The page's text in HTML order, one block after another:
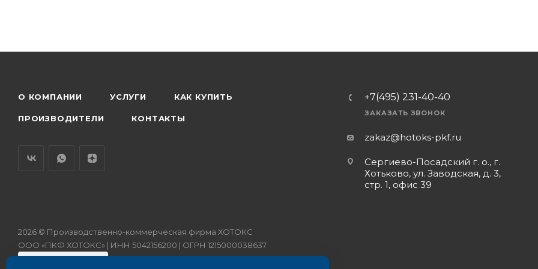
О КОМПАНИИ УСЛУГИ КАК КУПИТЬ
ПРОИЗВОДИТЕЛИ КОНТАКТЫ
+7(495) 231-40-40
ЗАКАЗАТЬ ЗВОНОК
zakaz@hotoks-pkf.ru
Сергиево-Посадский г. о., г.
Хотьково, ул. Заводская, д. 3,
стр. 1, офис 39
2026 © Производственно-коммерческая фирма ХОТОКС
ООО «ПКФ ХОТОКС» | ИНН 5042156200 | ОГРН 1215000038637